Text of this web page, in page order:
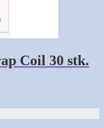
Coil 30 stk.